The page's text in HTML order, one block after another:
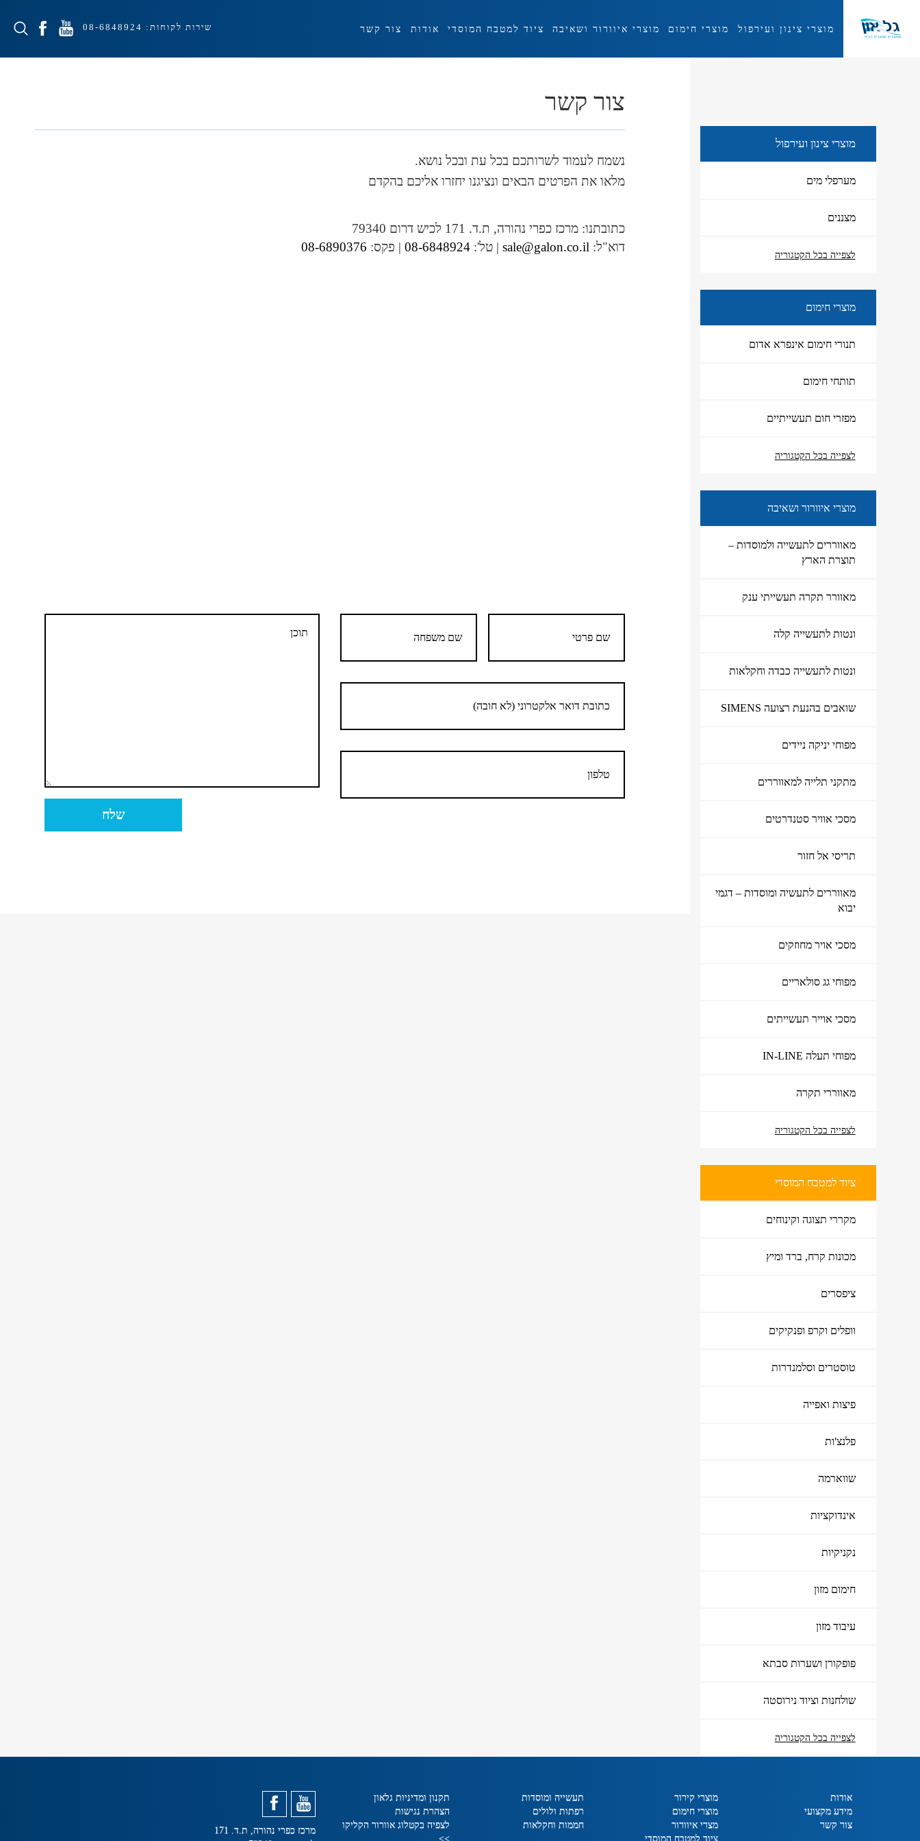
מוצרי צינון ועירפול
מוצרי איוורור ושאיבה
מוצרי צינון ועירפול מוצרי חימום מוצרי איוורור ושאיבה ציוד למטבח המוסדי אודות צור קשר שירות לקוחות: 08-6848924
מוצרי צינון ועירפול
מערפלי מים
מצננים
לצפייה בכל הקטגוריה
מוצרי חימום
תנורי חימום אינפרא אדום
תותחי חימום
מפזרי חום תעשייתיים
לצפייה בכל הקטגוריה
מוצרי איוורור ושאיבה
מאווררים לתעשייה ולמוסדות –
תוצרת הארץ
מאוורר תקרה תעשייתי ענק
ונטות לתעשייה קלה
ונטות לתעשייה כבדה וחקלאות
שואבים בהנעת רצועה SIMENS
מפוחי יניקה ניידים
מתקני תלייה למאווררים
מסכי אוויר סטנדרטים
תריסי אל חזור
מאווררים לתעשיה ומוסדות – דגמי
יבוא
מסכי אויר מחוזקים
מפוחי גג סולאריים
מסכי אוייר תעשייתים
מפוחי תעלה IN-LINE
מאווררי תקרה
לצפייה בכל הקטגוריה
ציוד למטבח המוסדי
מקררי תצוגה וקינוחים
מכונות קרח, ברד ומיץ
ציפסרים
וופלים וקרפ ופנקיקים
טוסטרים וסלמנדרות
פיצות ואפייה
פלנצ'ות
שווארמה
אינדוקציות
נקניקיות
חימום מזון
עיבוד מזון
פופקורן ושערות סבתא
שולחנות וציוד נירוסטה
לצפייה בכל הקטגוריה
צור קשר
נשמח לעמוד לשרותכם בכל עת ובכל נושא.
מלאו את הפרטים הבאים ונציגנו יחזרו אליכם בהקדם
כתובתנו: מרכז כפרי נהורה, ת.ד. 171 לכיש דרום 79340
דוא"ל: sale@galon.co.il | טל': 08-6848924 | פקס: 08-6890376
אודות
מידע מקצועי
צור קשר
מוצרי קירור
מוצרי חימום
מצרי איוורור
ציוד למטבח המוסדי
תעשייה ומוסדות
רפתות ולולים
חממות וחקלאות
תקנון ומדיניות גלאון
הצהרת נגישות
לצפיה בקטלוג אוורור הקליקו
>>
מרכז כפרי נהורה, ת.ד. 171